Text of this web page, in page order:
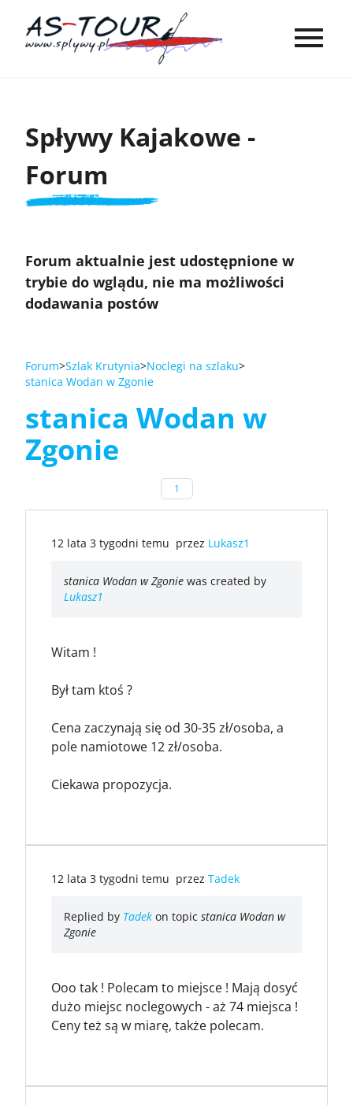
Spływy Kajakowe -
Forum
Forum aktualnie jest udostępnione w
trybie do wglądu, nie ma możliwości
dodawania postów
Forum Szlak Krutynia Noclegi na szlaku
stanica Wodan w Zgonie
stanica Wodan w
Zgonie
1
12 lata 3 tygodni temu przez Lukasz1
stanica Wodan w Zgonie was created by
Lukasz1
Witam !
Był tam ktoś ?
Cena zaczynają się od 30-35 zł/osoba, a
pole namiotowe 12 zł/osoba.
Ciekawa propozycja.
12 lata 3 tygodni temu przez Tadek
Replied by Tadek on topic stanica Wodan w
Zgonie
Ooo tak ! Polecam to miejsce ! Mają dosyć
dużo miejsc noclegowych - aż 74 miejsca !
Ceny też są w miarę, także polecam.